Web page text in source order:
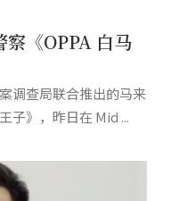
察《OPPA 白马
调查局联合推出的马来
子》，昨日在 Mid ...